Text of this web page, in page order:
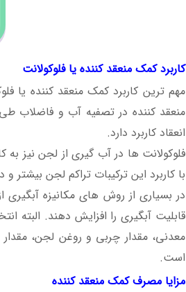
کاربرد کمک منعقد کننده یا فلوکولانت
مهم ترین کاربرد کمک منعقد کننده
منعقد کننده در تصفیه آب و فاضلاب
انعقاد کاربرد دارد.
فلوکولانت ها در آب گیری از لجن نیز
با کاربرد این ترکیبات تراکم لجن بیشتر
در بسیاری از روش های مکانیزه
قابلیت آبگیری را افزایش دهند. البته
معدنی، مقدار چربی و روغن لجن،
است.
مزایا مصرف کمک منعقد کننده